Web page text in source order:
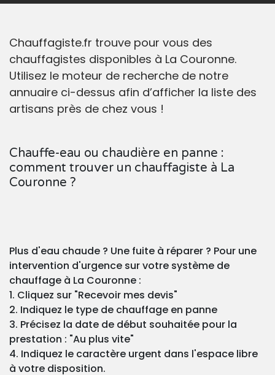
Chauffagiste.fr trouve pour vous des
chauffagistes disponibles à La Couronne.
Utilisez le moteur de recherche de notre
annuaire ci-dessus afin d’afficher la liste des
artisans près de chez vous !
Chauffe-eau ou chaudière en panne :
comment trouver un chauffagiste à La
Couronne ?
Plus d'eau chaude ? Une fuite à réparer ? Pour une
intervention d'urgence sur votre système de
chauffage à La Couronne :
1. Cliquez sur "Recevoir mes devis"
2. Indiquez le type de chauffage en panne
3. Précisez la date de début souhaitée pour la
prestation : "Au plus vite"
4. Indiquez le caractère urgent dans l'espace libre
à votre disposition.